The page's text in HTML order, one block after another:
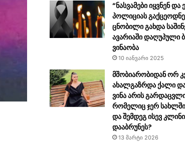
“ნასვამები იყვნენ და
პოლიციას
ცნობილი გახდა
ავარიაში დაღუპული
ვინაობა
10 იანვარი 2025
მშობიარობიდან ორ
ახალგაზრდა ქალი
ვინა არის
რომელიც ჯერ
და შემდეგ ისევ
დააბრუნეს?
13 მარტი 2026